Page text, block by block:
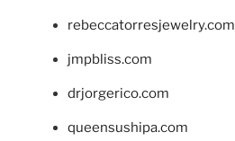
rebeccatorresjewelry.com
jmpbliss.com
drjorgerico.com
queensushipa.com